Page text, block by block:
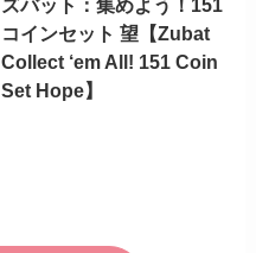
ズバット：集めよう！151
コインセット 望【Zubat
Collect ‘em All! 151 Coin
Set Hope】